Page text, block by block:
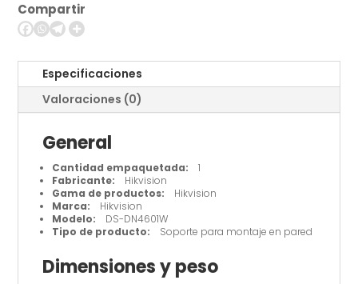
montaje
(abrazadera)
para
pantalla
Compartir
Especificaciones
Valoraciones (0)
General
Cantidad empaquetada: 1
Fabricante: Hikvision
Gama de productos: Hikvision
Marca: Hikvision
Modelo: DS-DN4601W
Tipo de producto: Soporte para montaje en pared
Dimensiones y peso